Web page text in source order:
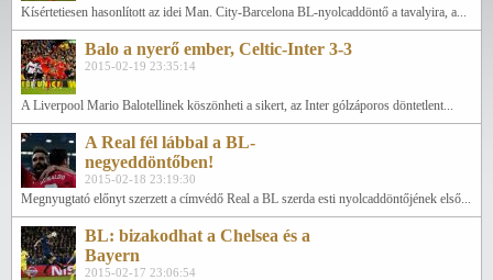
Kísértetiesen hasonlított az idei Man. City-Barcelona BL-nyolcaddöntő a tavalyira, a...
Balo a nyerő ember, Celtic-Inter 3-3
2015-02-19 23:35:14
A Liverpool Mario Balotellinek köszönheti a sikert, az Inter gólzáporos döntetlent...
A Real fél lábbal a BL-
negyeddöntőben!
2015-02-18 23:19:30
Megnyugtató előnyt szerzett a címvédő Real a BL szerda esti nyolcaddöntőjének első...
BL: bizakodhat a Chelsea és a
Bayern
2015-02-17 23:06:54